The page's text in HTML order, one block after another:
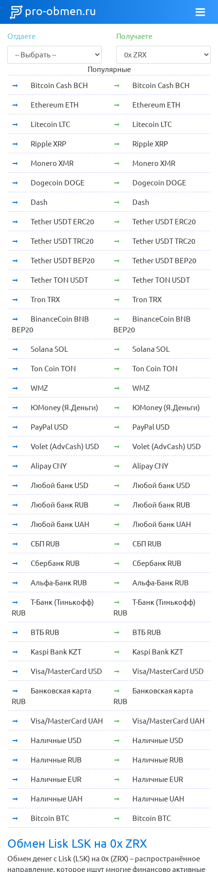
pro-obmen.ru
Отдаете Получаете
Популярные
Bitcoin Cash BCH
Bitcoin Cash BCH
Ethereum ETH Ethereum ETH
Litecoin LTC Litecoin LTC
Ripple XRP Ripple XRP
Monero XMR Monero XMR
Dogecoin DOGE Dogecoin DOGE
Dash Dash
Tether USDT ERC20 Tether USDT ERC20
Tether USDT TRC20 Tether USDT TRC20
Tether USDT BEP20 Tether USDT BEP20
Tether TON USDT Tether TON USDT
Tron TRX Tron TRX
BinanceCoin BNB
BEP20
BinanceCoin BNB
BEP20
Solana SOL Solana SOL
Ton Coin TON Ton Coin TON
WMZ WMZ
ЮMoney (Я.Деньги) ЮMoney (Я.Деньги)
PayPal USD PayPal USD
Volet (AdvCash) USD Volet (AdvCash) USD
Alipay CNY Alipay CNY
Любой банк USD Любой банк USD
Любой банк RUB Любой банк RUB
Любой банк UAH Любой банк UAH
СБП RUB СБП RUB
Сбербанк RUB Сбербанк RUB
Альфа-Банк RUB Альфа-Банк RUB
Т-Банк (Тинькофф)
RUB
Т-Банк (Тинькофф)
RUB
ВТБ RUB ВТБ RUB
Kaspi Bank KZT Kaspi Bank KZT
Visa/MasterCard USD Visa/MasterCard USD
Банковская карта
RUB
Банковская карта
RUB
Visa/MasterCard UAH Visa/MasterCard UAH
Наличные USD Наличные USD
Наличные RUB Наличные RUB
Наличные EUR Наличные EUR
Наличные UAH Наличные UAH
Bitcoin BTC Bitcoin BTC
Обмен Lisk LSK на 0x ZRX
Обмен денег с Lisk (LSK) на 0x (ZRX) – распространённое
направление, которое ищут многие финансово активные